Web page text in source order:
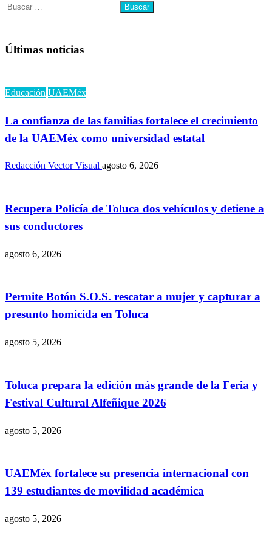
Buscar:
Últimas noticias
Educación UAEMéx
La confianza de las familias fortalece el crecimiento
de la UAEMéx como universidad estatal
Redacción Vector Visual agosto 6, 2026
Recupera Policía de Toluca dos vehículos y detiene a
sus conductores
agosto 6, 2026
Permite Botón S.O.S. rescatar a mujer y capturar a
presunto homicida en Toluca
agosto 5, 2026
Toluca prepara la edición más grande de la Feria y
Festival Cultural Alfeñique 2026
agosto 5, 2026
UAEMéx fortalece su presencia internacional con
139 estudiantes de movilidad académica
agosto 5, 2026